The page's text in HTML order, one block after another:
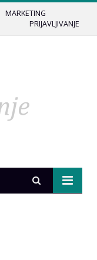
MARKETING
PRIJAVLJIVANJE